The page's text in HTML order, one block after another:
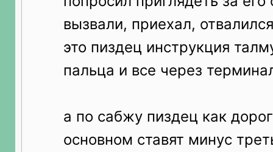
вызвали, приехал,
это пиздец инструкция
пальца и все через
а по сабжу пиздец как
основном ставят минус